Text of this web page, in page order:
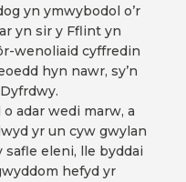
yn ymwybodol o’r
yn sir y Fflint yn
wenoliaid cyffredin
hyn nawr, sy’n
adar wedi marw, a
yr un cyw gwylan
safle eleni, lle byddai
hefyd yr